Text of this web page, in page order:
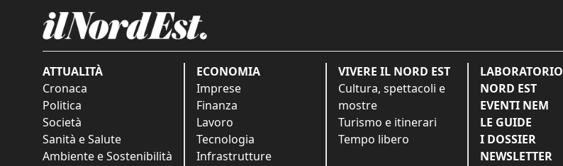
ATTUALITÀ
Cronaca
Politica
Società
Sanità e Salute
Ambiente e Sostenibilità
ECONOMIA
Imprese
Finanza
Lavoro
Tecnologia
Infrastrutture
VIVERE IL NORD EST
Cultura, spettacoli e
mostre
Turismo e itinerari
Tempo libero
LABORATORIO
NORD EST
EVENTI NEM
LE GUIDE
I DOSSIER
NEWSLETTER